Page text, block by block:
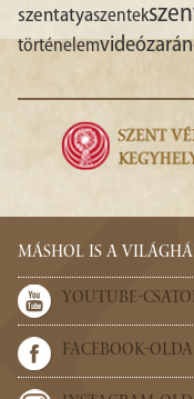
szentatyaszentek
történelemvideó
MÁSHOL IS A
YOUTUBE-
FACEBOOK-